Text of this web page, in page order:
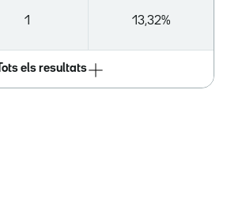
1 13,32%
Tots els resultats